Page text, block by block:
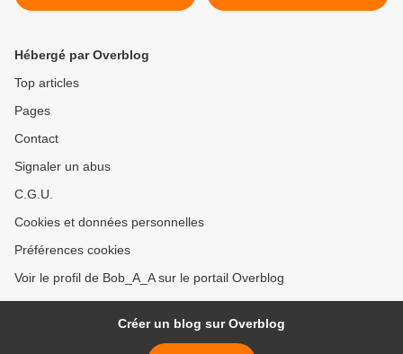
Amar Mahsene مسرحية
Hébergé par Overblog
Top articles
Pages
Contact
Signaler un abus
C.G.U.
Cookies et données personnelles
Préférences cookies
Voir le profil de Bob_A_A sur le portail Overblog
Créer un blog sur Overblog